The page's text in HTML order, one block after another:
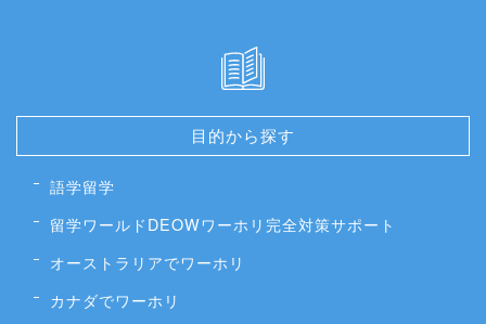
目的から探す
語学留学
留学ワールドDEOWワーホリ完全対策サポート
オーストラリアでワーホリ
カナダでワーホリ